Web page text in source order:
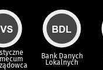
Bank Danych
Lokalnych